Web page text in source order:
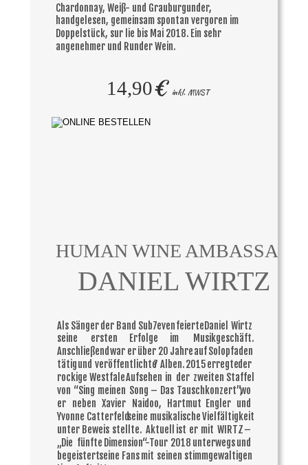
14,90€ inkl. MWST
Chardonnay, Weiß- und Grauburgunder,
handgelesen, gemeinsam spontan vergoren im
Doppelstück, sur lie bis Mai 2018. Ein sehr
angenehmer und Runder Wein.
HUMAN WINE
DANIEL WIRTZ
Als Sängerder Band Sub7evenfeierteDaniel Wirtz
seine
ersten Erfolge im
Musikgeschäft.
Anschließendwar erüber 20 JahreaufSolopfaden
tätigund veröffentlichte7 Alben.2015erregteder
rockige WestfaleAufsehen in der zweiten Staffel
von “Sing meinen Song – Das Tauschkonzert”,wo
er neben Xavier Naidoo, Hartmut Engler und
Yvonne Catterfeldseine musikalischeVielfältigkeit
unter Beweis stellte. Aktuell ist er mit WIRTZ–
„Die fünfte Dimension“-Tour 2018 unterwegsund
begeistertseine Fansmit seinen stimmgewaltigen